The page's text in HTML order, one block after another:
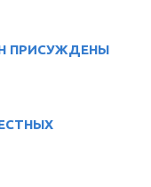
ПРИСУЖДЕНЫ